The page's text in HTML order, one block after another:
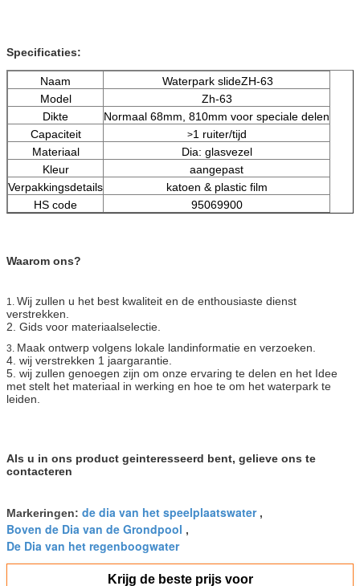
Specificaties:
Naam
Waterpark slideZH-63
Model
Zh-63
Dikte
Normaal 68mm, 810mm voor speciale delen
Capaciteit
>1 ruiter/tijd
Materiaal
Dia: glasvezel
Kleur
aangepast
Verpakkingsdetails
katoen & plastic film
HS code
95069900
Waarom ons?
1. Wij zullen u het best kwaliteit en de enthousiaste dienst
verstrekken.
2. Gids voor materiaalselectie.
3. Maak ontwerp volgens lokale landinformatie en verzoeken.
4. wij verstrekken 1 jaargarantie.
5. wij zullen genoegen zijn om onze ervaring te delen en het Idee
met stelt het materiaal in werking en hoe te om het waterpark te
leiden.
Als u in ons product geinteresseerd bent, gelieve ons te
contacteren
Markeringen: de dia van het speelplaatswater,
Boven de Dia van de Grondpool ,
De Dia van het regenboogwater
Krijg de beste prijs voor